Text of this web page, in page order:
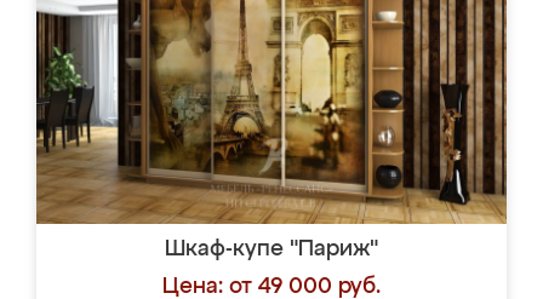
Шкаф-купе "Париж"
Цена: от 49 000 руб.